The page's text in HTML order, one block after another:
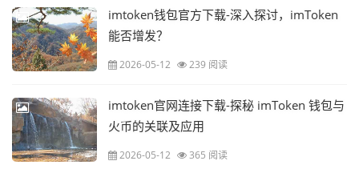
imtoken钱包官方下载-深入探讨，imToken
能否增发？
2026-05-12 239 阅读
imtoken官网连接下载-探秘 imToken 钱包与
火币的关联及应用
2026-05-12 365 阅读